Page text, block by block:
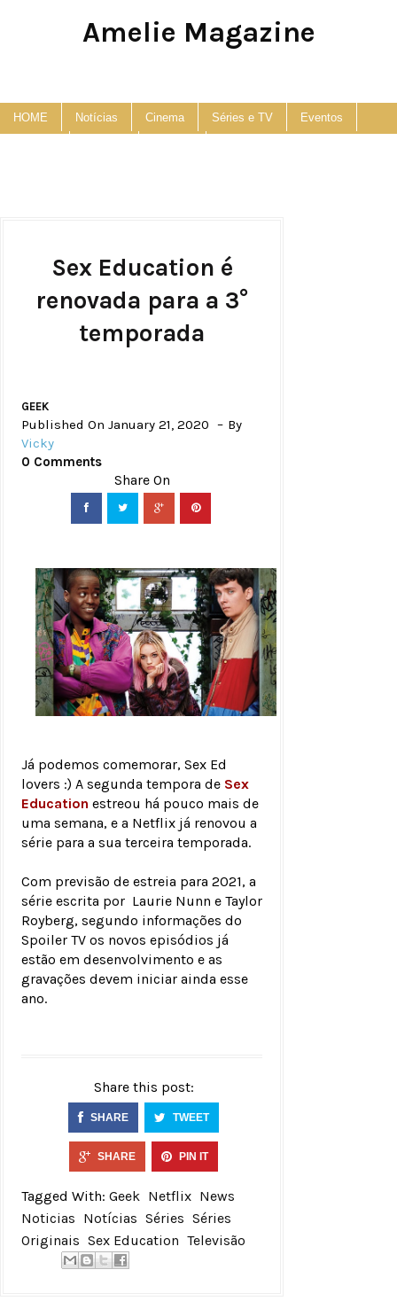
Amelie Magazine
HOME Notícias Cinema Séries e TV Eventos
Sex Education é
renovada para a 3°
temporada
GEEK
Published On January 21, 2020
By
Vicky
0 Comments
Já podemos comemorar, Sex Ed
lovers :) A segunda tempora de Sex
Education estreou há pouco mais de
uma semana, e a Netflix já renovou a
série para a sua terceira temporada.
Com previsão de estreia para 2021, a
série escrita por Laurie Nunn e Taylor
Royberg, segundo informações do
Spoiler TV os novos episódios já
estão em desenvolvimento e as
gravações devem iniciar ainda esse
ano.
Share this post:
SHARE TWEET
SHARE PIN IT
Tagged With: Geek Netflix News
Noticias Notícias Séries Séries
Originais Sex Education Televisão